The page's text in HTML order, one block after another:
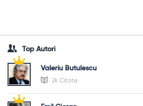
Top Autori
Valeriu Butulescu
2k Citate